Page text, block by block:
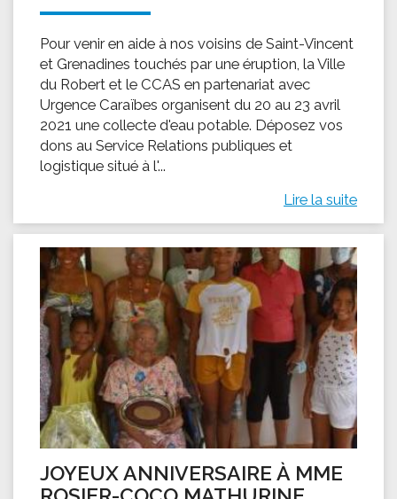
Pour venir en aide à nos voisins de Saint-Vincent
et Grenadines touchés par une éruption, la Ville
du Robert et le CCAS en partenariat avec
Urgence Caraïbes organisent du 20 au 23 avril
2021 une collecte d'eau potable. Déposez vos
dons au Service Relations publiques et
logistique situé à l'...
Lire la suite
JOYEUX ANNIVERSAIRE À MME